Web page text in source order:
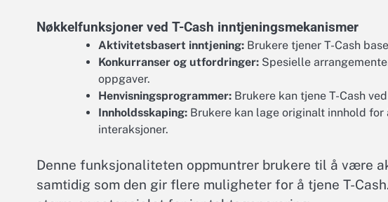
Nøkkelfunksjoner ved T-Cash inntjeningsmekanismer
Aktivitetsbasert inntjening: Brukere tjener T-Cash
Konkurranser og utfordringer: Spesielle
oppgaver.
Henvisningsprogrammer: Brukere kan tjene T-Cash
Innholdsskaping: Brukere kan lage originalt innhold
interaksjoner.
Denne funksjonaliteten oppmuntrer brukere til å være
samtidig som den gir flere muligheter for å tjene T-